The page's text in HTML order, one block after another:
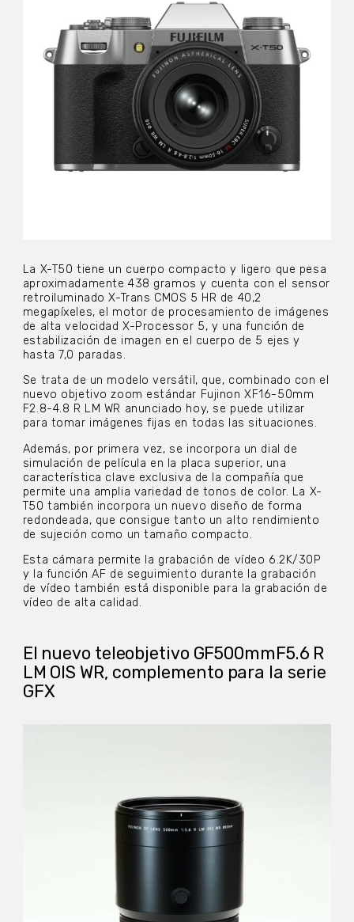
La X-T50 tiene un cuerpo compacto y ligero que pesa
aproximadamente 438 gramos y cuenta con el sensor
retroiluminado X-Trans CMOS 5 HR de 40,2
megapíxeles, el motor de procesamiento de imágenes
de alta velocidad X-Processor 5, y una función de
estabilización de imagen en el cuerpo de 5 ejes y
hasta 7,0 paradas.
Se trata de un modelo versátil, que, combinado con el
nuevo objetivo zoom estándar Fujinon XF16-50mm
F2.8-4.8 R LM WR anunciado hoy, se puede utilizar
para tomar imágenes fijas en todas las situaciones.
Además, por primera vez, se incorpora un dial de
simulación de película en la placa superior, una
característica clave exclusiva de la compañía que
permite una amplia variedad de tonos de color. La X-
T50 también incorpora un nuevo diseño de forma
redondeada, que consigue tanto un alto rendimiento
de sujeción como un tamaño compacto.
Esta cámara permite la grabación de vídeo 6.2K/30P
y la función AF de seguimiento durante la grabación
de vídeo también está disponible para la grabación de
vídeo de alta calidad.
El nuevo teleobjetivo GF500mmF5.6 R
LM OIS WR, complemento para la serie
GFX